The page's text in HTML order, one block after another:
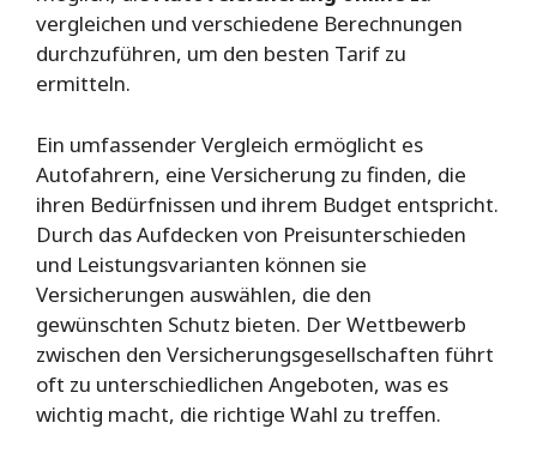
vergleichen und verschiedene Berechnungen
durchzuführen, um den besten Tarif zu
ermitteln.
Ein umfassender Vergleich ermöglicht es
Autofahrern, eine Versicherung zu finden, die
ihren Bedürfnissen und ihrem Budget entspricht.
Durch das Aufdecken von Preisunterschieden
und Leistungsvarianten können sie
Versicherungen auswählen, die den
gewünschten Schutz bieten. Der Wettbewerb
zwischen den Versicherungsgesellschaften führt
oft zu unterschiedlichen Angeboten, was es
wichtig macht, die richtige Wahl zu treffen.